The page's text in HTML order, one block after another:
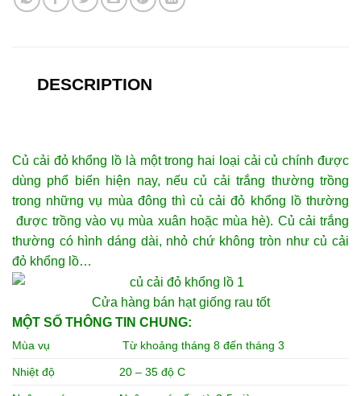
DESCRIPTION
Củ cải đỏ khổng lồ là một trong hai loại cải củ chính được
dùng phổ biến hiện nay, nếu củ cải trắng thường trồng
trong những vụ mùa đông thì củ cải đỏ khổng lồ thường
được trồng vào vụ mùa xuân hoặc mùa hè). Củ cải trắng
thường có hình dáng dài, nhỏ chứ không tròn như củ cải
đỏ khổng lồ…
Cửa hàng bán hạt giống rau tốt
MỘT SỐ THÔNG TIN CHUNG:
Mùa vụ Từ khoảng tháng 8 đến tháng 3
Nhiệt độ 20 – 35 độ C